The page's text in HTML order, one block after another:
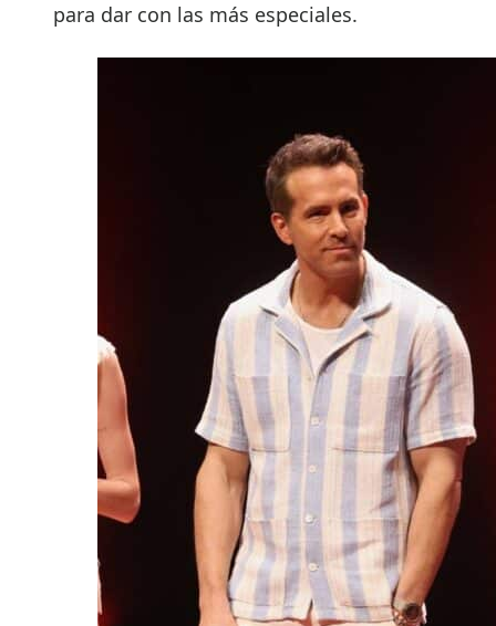
para dar con las más especiales.